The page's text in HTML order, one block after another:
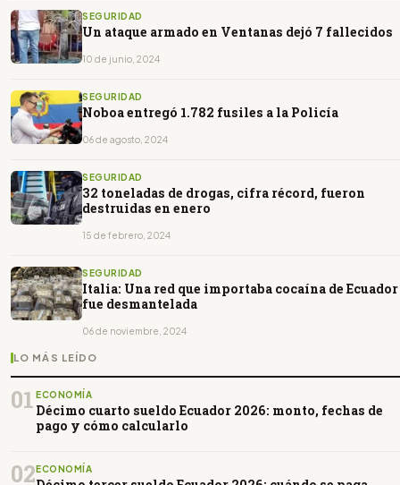
SEGURIDAD
Un ataque armado en Ventanas dejó 7 fallecidos
10 de junio, 2024
SEGURIDAD
Noboa entregó 1.782 fusiles a la Policía
06 de agosto, 2024
SEGURIDAD
32 toneladas de drogas, cifra récord, fueron
destruidas en enero
15 de febrero, 2024
SEGURIDAD
Italia: Una red que importaba cocaína de Ecuador
fue desmantelada
06 de noviembre, 2024
LO MÁS LEÍDO
01 ECONOMÍA
Décimo cuarto sueldo Ecuador 2026: monto, fechas de
pago y cómo calcularlo
02ECONOMÍA